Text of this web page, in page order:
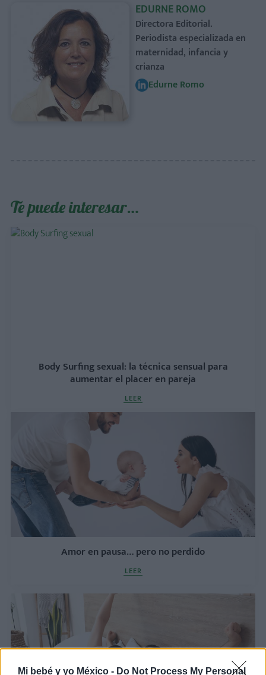
Mi bebé y yo México - Do Not Process My Personal
EDURNE ROMO
Directora Editorial.
Periodista especializada en
maternidad, infancia y
crianza
Edurne Romo
Te puede interesar…
Body Surfing sexual: la técnica sensual para
aumentar el placer en pareja
LEER
Amor en pausa… pero no perdido
LEER